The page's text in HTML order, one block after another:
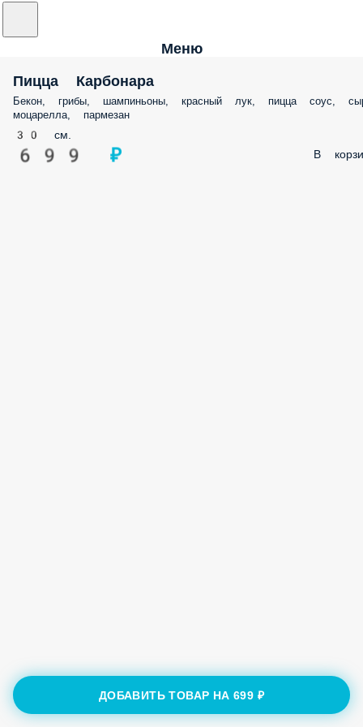
Меню
Пицца Карбонара
Бекон, грибы, шампиньоны, красный лук, пицца соус,
моцарелла, пармезан
30 см.
699 ₽ В
ДОБАВИТЬ ТОВАР НА699 ₽